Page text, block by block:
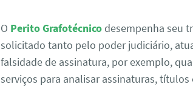
O Perito Grafotécnico desempenha seu
solicitado tanto pelo poder judiciário,
falsidade de assinatura, por exemplo,
serviços para analisar assinaturas,